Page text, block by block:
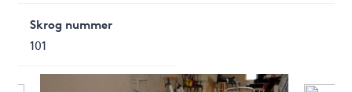
Skrog nummer
101